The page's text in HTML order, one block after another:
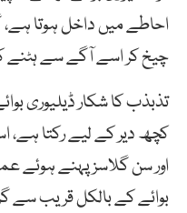
احاطے میں داخل ہوتا ہے،
چیخ کر اسے آگے سے ہٹنے
تذبذب کا شکار ڈیلیوری
کچھ دیر کے لیے رکتا ہے،
اور سن گلاسز پہنے ہوئے
بوائے کے بالکل قریب سے